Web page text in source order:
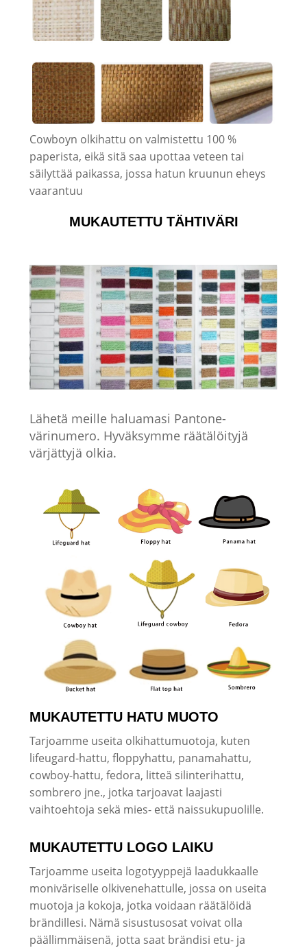
Cowboyn olkihattu on valmistettu 100 %
paperista, eikä sitä saa upottaa veteen tai
säilyttää paikassa, jossa hatun kruunun eheys
vaarantuu
MUKAUTETTU TÄHTIVÄRI
Lähetä meille haluamasi Pantone-
värinumero. Hyväksymme räätälöityjä
värjättyjä olkia.
MUKAUTETTU HATU MUOTO
Tarjoamme useita olkihattumuotoja, kuten
lifeugard-hattu, floppyhattu, panamahattu,
cowboy-hattu, fedora, litteä silinterihattu,
sombrero jne., jotka tarjoavat laajasti
vaihtoehtoja sekä mies- että naissukupuolille.
MUKAUTETTU LOGO LAIKU
Tarjoamme useita logotyyppejä laadukkaalle
moniväriselle olkivenehattulle, jossa on useita
muotoja ja kokoja, jotka voidaan räätälöidä
brändillesi. Nämä sisustusosat voivat olla
päällimmäisenä, jotta saat brändisi etu- ja